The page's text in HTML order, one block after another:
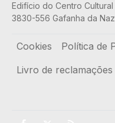
Edifício do Centro
3830-556 Gafanha da
Rodapé
Cookies
Política de
Livro de reclamações